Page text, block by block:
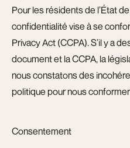
Pour les résidents de l’État
confidentialité vise à se
Privacy Act (CCPA). S’il y a
document et la CCPA, la
nous constatons des
politique pour nous
Consentement